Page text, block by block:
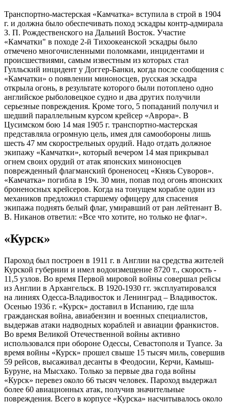
Транспортно-мастерская «Камчатка» вступила в строй в 1904
г. и должна было обеспечивать поход эскадры контр-адмирала
З. П. Рождественского на Дальний Восток. Участие
«Камчатки" в походе 2-й Тихоокеанской эскадры было
отмечено многочисленными поломками, инцидентами и
происшествиями, самым известным из которых стал
Гулльский инцидент у Доггер-Банки, когда после сообщения с
«Камчатки» о появлении миноносцев, русская эскадра
открыла огонь, в результате которого были потоплено одно
английское рыболовецкое судно и два других получили
серьезные повреждения. Кроме того, 5 попаданий получил и
шедший параллельным курсом крейсер «Аврора». В
Цусимском бою 14 мая 1905 г. транспортно-мастерская
представляла огромную цель, имея для самообороны лишь
шесть 47 мм скорострельных орудий. Надо отдать должное
экипажу «Камчатки», который вечером 14 мая прикрывал
огнем своих орудий от атак японских миноносцев
поврежденный флагманский броненосец «Князь Суворов».
«Камчатка» погибла в 19ч. 30 мин, попав под огонь японских
броненосных крейсеров. Когда на тонущем корабле один из
механиков предложил старшему офицеру для спасения
экипажа поднять белый флаг, умиравший от ран лейтенант В.
В. Никанов ответил: «Все что хотите, но только не флаг».
«Курск»
Пароход был построен в 1911 г. в Англии на средства жителей
Курской губернии и имел водоизмещение 8720 т., скорость -
11,5 узлов. Во время Первой мировой войны совершал рейсы
из Англии в Архангельск. В 1920-1930 гг. эксплуатировался
на линиях Одесса-Владивосток и Ленинград – Владивосток.
Осенью 1936 г. «Курск» доставил в Испанию, где шла
гражданская война, авиабензин и военных специалистов,
выдержав атаки надводных кораблей и авиации франкистов.
Во время Великой Отечественной войны активно
использовался при обороне Одессы, Севастополя и Туапсе. За
время войны «Курск» прошел свыше 15 тысяч миль, совершив
59 рейсов, высаживал десанты в Феодосии, Керчи, Камыш-
Буруне, на Мысхако. Только за первые два года войны
«Курск» перевез около 66 тысяч человек. Пароход выдержал
более 60 авиационных атак, получив значительные
повреждения. Всего в корпусе «Курска» насчитывалось около